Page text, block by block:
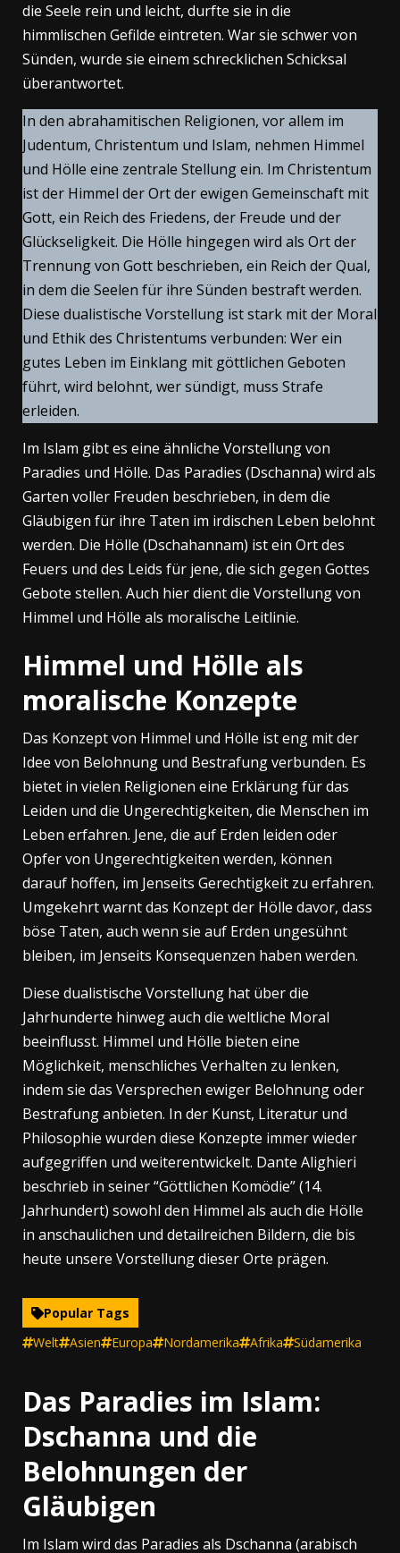
die Seele rein und leicht, durfte sie in die
himmlischen Gefilde eintreten. War sie schwer von
Sünden, wurde sie einem schrecklichen Schicksal
überantwortet.
In den abrahamitischen Religionen, vor allem im
Judentum, Christentum und Islam, nehmen Himmel
und Hölle eine zentrale Stellung ein. Im Christentum
ist der Himmel der Ort der ewigen Gemeinschaft mit
Gott, ein Reich des Friedens, der Freude und der
Glückseligkeit. Die Hölle hingegen wird als Ort der
Trennung von Gott beschrieben, ein Reich der Qual,
in dem die Seelen für ihre Sünden bestraft werden.
Diese dualistische Vorstellung ist stark mit der Moral
und Ethik des Christentums verbunden: Wer ein
gutes Leben im Einklang mit göttlichen Geboten
führt, wird belohnt, wer sündigt, muss Strafe
erleiden.
Im Islam gibt es eine ähnliche Vorstellung von
Paradies und Hölle. Das Paradies (Dschanna) wird als
Garten voller Freuden beschrieben, in dem die
Gläubigen für ihre Taten im irdischen Leben belohnt
werden. Die Hölle (Dschahannam) ist ein Ort des
Feuers und des Leids für jene, die sich gegen Gottes
Gebote stellen. Auch hier dient die Vorstellung von
Himmel und Hölle als moralische Leitlinie.
Himmel und Hölle als
moralische Konzepte
Das Konzept von Himmel und Hölle ist eng mit der
Idee von Belohnung und Bestrafung verbunden. Es
bietet in vielen Religionen eine Erklärung für das
Leiden und die Ungerechtigkeiten, die Menschen im
Leben erfahren. Jene, die auf Erden leiden oder
Opfer von Ungerechtigkeiten werden, können
darauf hoffen, im Jenseits Gerechtigkeit zu erfahren.
Umgekehrt warnt das Konzept der Hölle davor, dass
böse Taten, auch wenn sie auf Erden ungesühnt
bleiben, im Jenseits Konsequenzen haben werden.
Diese dualistische Vorstellung hat über die
Jahrhunderte hinweg auch die weltliche Moral
beeinflusst. Himmel und Hölle bieten eine
Möglichkeit, menschliches Verhalten zu lenken,
indem sie das Versprechen ewiger Belohnung oder
Bestrafung anbieten. In der Kunst, Literatur und
Philosophie wurden diese Konzepte immer wieder
aufgegriffen und weiterentwickelt. Dante Alighieri
beschrieb in seiner “Göttlichen Komödie” (14.
Jahrhundert) sowohl den Himmel als auch die Hölle
in anschaulichen und detailreichen Bildern, die bis
heute unsere Vorstellung dieser Orte prägen.
Popular Tags
Welt
Asien Europa Nordamerika Afrika Südamerika
Das Paradies im Islam:
Dschanna und die
Belohnungen der
Gläubigen
Im Islam wird das Paradies als Dschanna (arabisch